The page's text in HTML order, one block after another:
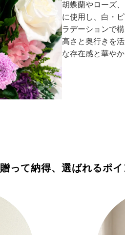
胡蝶蘭やローズ
に使用し、白・
ラデーションで構
高さと奥行きを
な存在感と華や
贈って納得、選ばれるポイ